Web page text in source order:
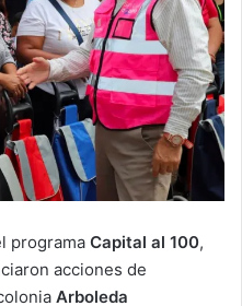
programa Capital al 100,
acciones de
Arboleda